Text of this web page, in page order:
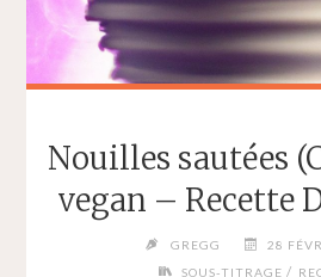
Nouilles sautées
vegan – Recette
GREGG
28
SOUS-TITRAGE /